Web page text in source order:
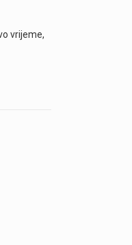
vrijeme,